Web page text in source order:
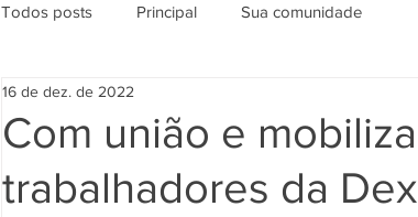
Todos posts Principal Sua comunidade
Com união e
trabalhadores da
16 de dez. de 2022